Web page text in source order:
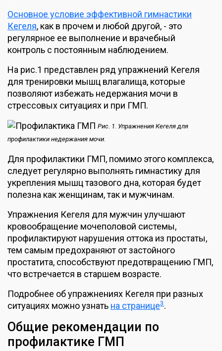
Основное условие эффективной гимнастики
Кегеля, как в прочем и любой другой, - это
регулярное ее выполнение и врачебный
контроль с постоянным наблюдением.
На рис.1 представлен ряд упражнений Кегеля
для тренировки мышц влагалища, которые
позволяют избежать недержания мочи в
стрессовых ситуациях и при ГМП.
Рис. 1. Упражнения Кегеля для
профилактики недержания мочи.
Для профилактики ГМП, помимо этого комплекса,
следует регулярно выполнять гимнастику для
укрепления мышц тазового дна, которая будет
полезна как женщинам, так и мужчинам.
Упражнения Кегеля для мужчин улучшают
кровообращение мочеполовой системы,
профилактируют нарушения оттока из простаты,
тем самым предохраняют от застойного
простатита, способствуют предотвращению ГМП,
что встречается в старшем возрасте.
Подробнее об упражнениях Кегеля при разных
ситуациях можно узнать на странице3.
Общие рекомендации по
профилактике ГМП